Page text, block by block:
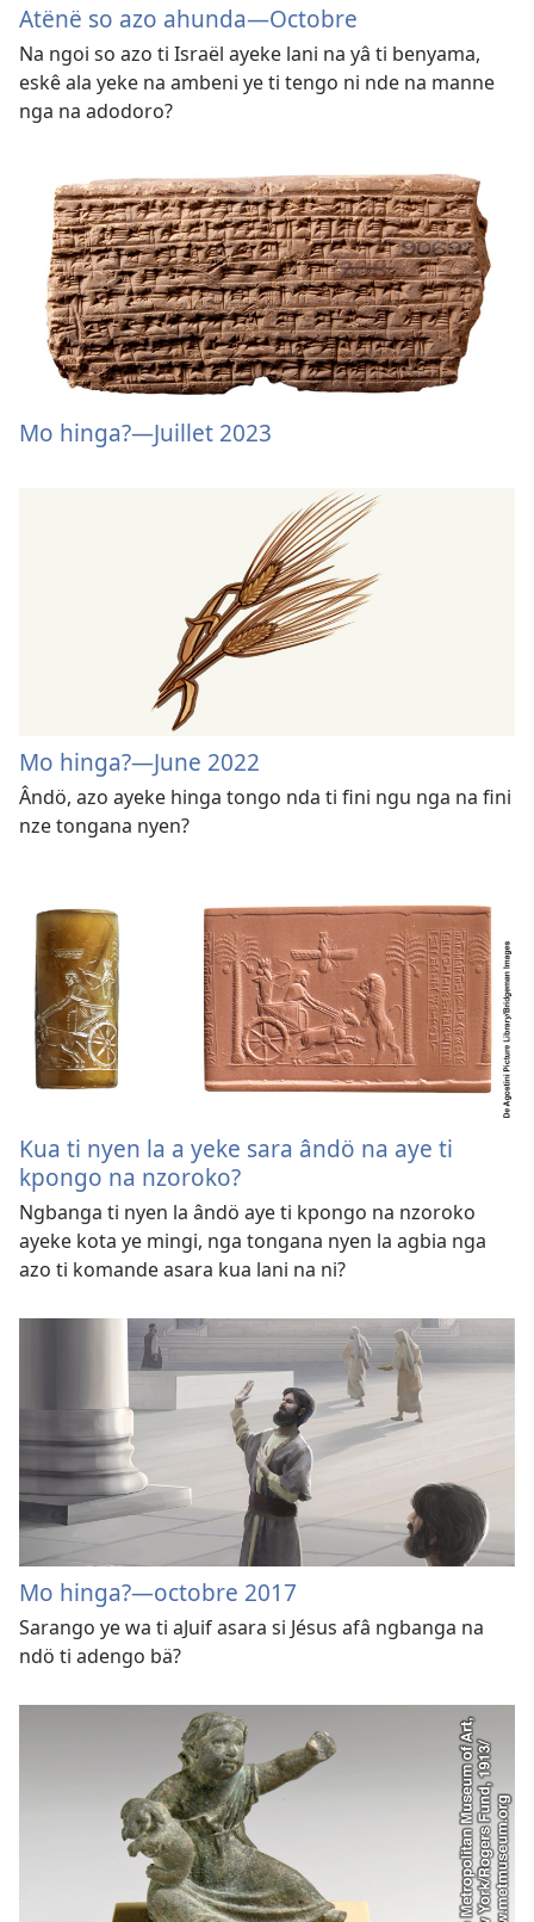
Atënë so azo ahunda—Octobre
Na ngoi so azo ti Israël ayeke lani na yâ ti benyama,
eskê ala yeke na ambeni ye ti tengo ni nde na manne
nga na adodoro?
Mo hinga?—Juillet 2023
Mo hinga?—June 2022
Ândö, azo ayeke hinga tongo nda ti fini ngu nga na fini
nze tongana nyen?
Kua ti nyen la a yeke sara ândö na aye ti
kpongo na nzoroko?
Ngbanga ti nyen la ândö aye ti kpongo na nzoroko
ayeke kota ye mingi, nga tongana nyen la agbia nga
azo ti komande asara kua lani na ni?
Mo hinga?—octobre 2017
Sarango ye wa ti aJuif asara si Jésus afâ ngbanga na
ndö ti adengo bä?